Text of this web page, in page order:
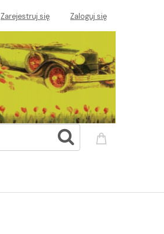
Zarejestruj się Zaloguj się